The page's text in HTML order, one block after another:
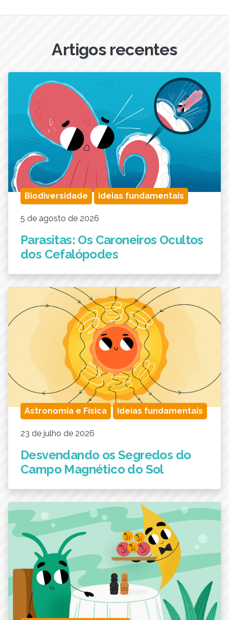
Artigos recentes
Biodiversidade Ideias fundamentais
5 de agosto de 2026
Parasitas: Os Caroneiros Ocultos
dos Cefalópodes
Astronomia e Física Ideias fundamentais
23 de julho de 2026
Desvendando os Segredos do
Campo Magnético do Sol